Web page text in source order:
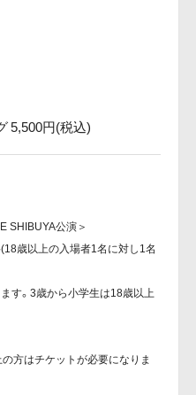
5,500円(税込)
SHIBUYA公演＞
歳以上の入場者1名に対し1名
す。3歳から小学生は18歳以上
方はチケットが必要になりま